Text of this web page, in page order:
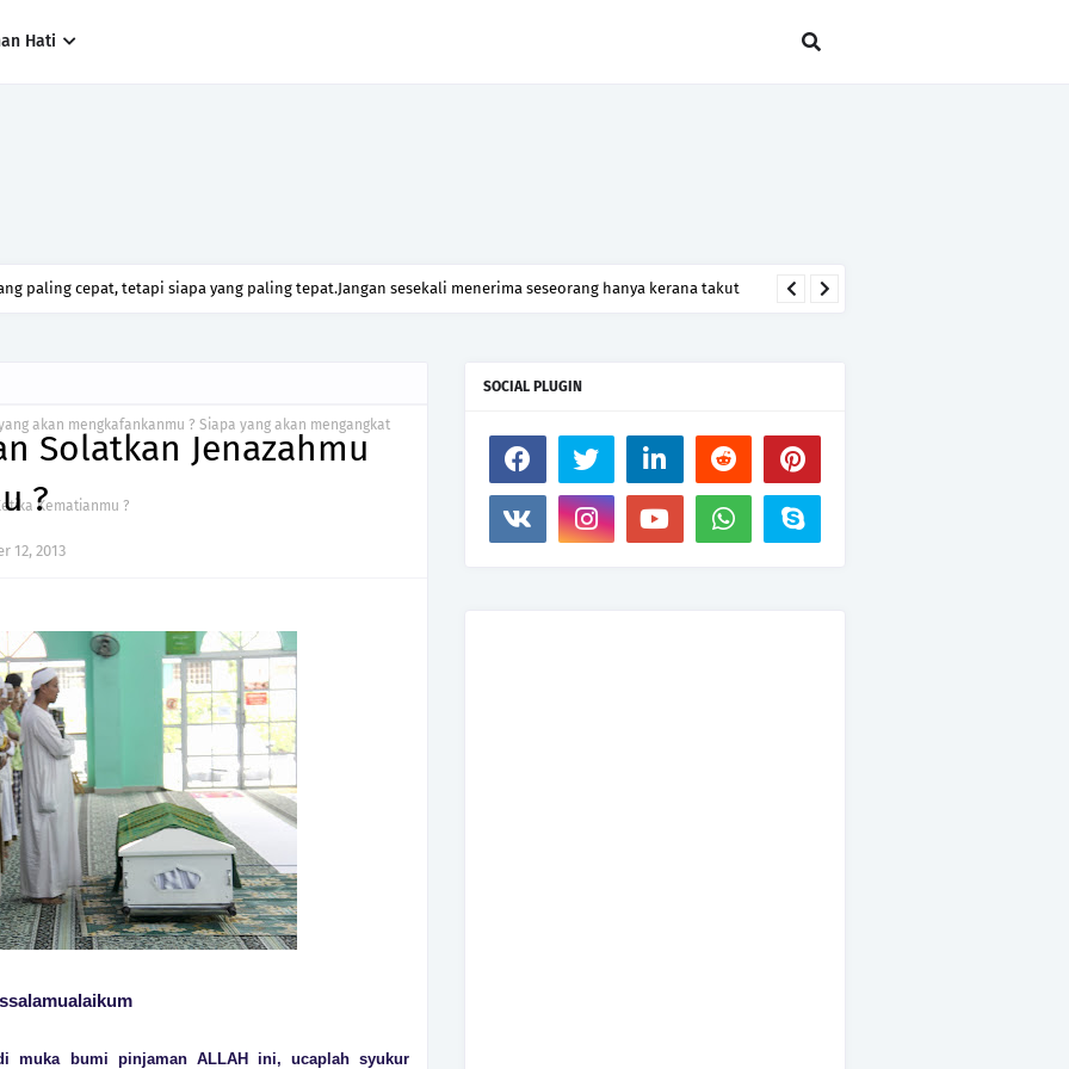
Hati
paling cepat, tetapi siapa yang paling tepat.Jangan sesekali menerima seseorang hanya kerana takut
akan mengkafankanmu ? Siapa yang akan mengangkat
Kematianmu ?
Solatkan Jenazahmu
?
12, 2013
muka bumi pinjaman ALLAH ini, ucaplah syukur
SOCIAL PLUGIN